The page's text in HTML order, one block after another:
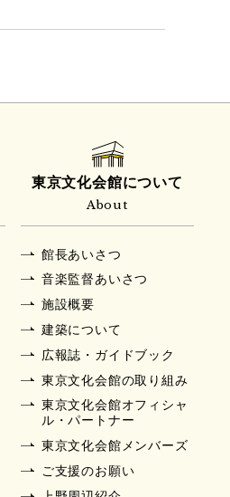
東京文化会館について
About
館長あいさつ
音楽監督あいさつ
施設概要
建築について
広報誌・ガイドブック
東京文化会館の取り組み
東京文化会館オフィシャ
ル・パートナー
東京文化会館メンバーズ
ご支援のお願い